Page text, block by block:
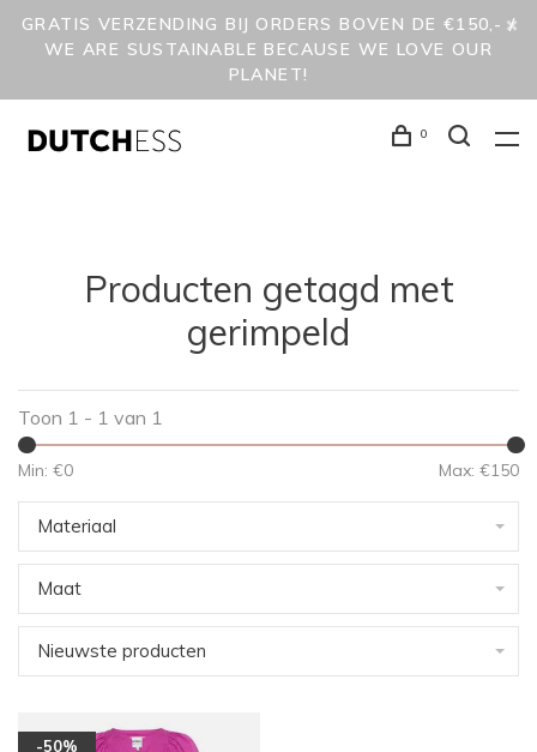
GRATIS VERZENDING BIJ ORDERS BOVEN DE €150,- /
WE ARE SUSTAINABLE BECAUSE WE LOVE OUR
PLANET!
0
Producten getagd met
gerimpeld
Toon 1 - 1 van 1
Min: €0 Max: €150
Materiaal
Maat
Nieuwste producten
-50%